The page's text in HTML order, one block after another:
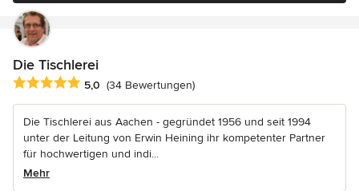
Die Tischlerei
Durchschnittliche Bewertung: 5 von 5 Sternen
5,0 (34 Bewertungen)
Die Tischlerei aus Aachen - gegründet 1956 und seit 1994
unter der Leitung von Erwin Heining ihr kompetenter Partner
für hochwertigen und indi...
Mehr